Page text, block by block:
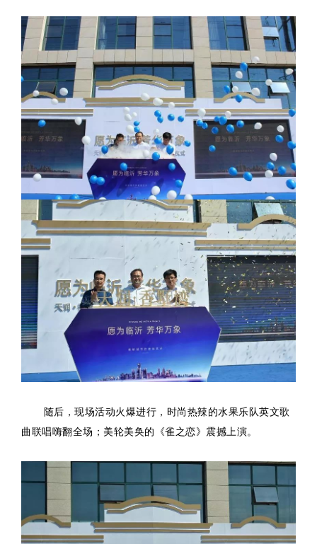
随后，现场活动火爆进行，时尚热辣的水果乐队英文歌
曲联唱嗨翻全场；美轮美奂的《雀之恋》震撼上演。